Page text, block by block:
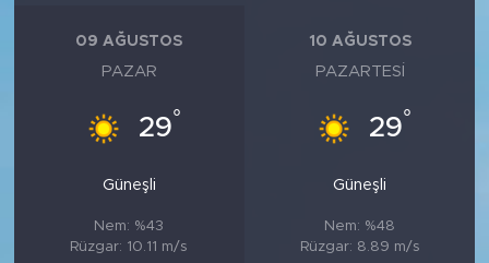
09 AĞUSTOS
PAZAR
29°
Güneşli
Nem: %43
Rüzgar: 10.11 m/s
10 AĞUSTOS
PAZARTESI
29°
Güneşli
Nem: %48
Rüzgar: 8.89 m/s